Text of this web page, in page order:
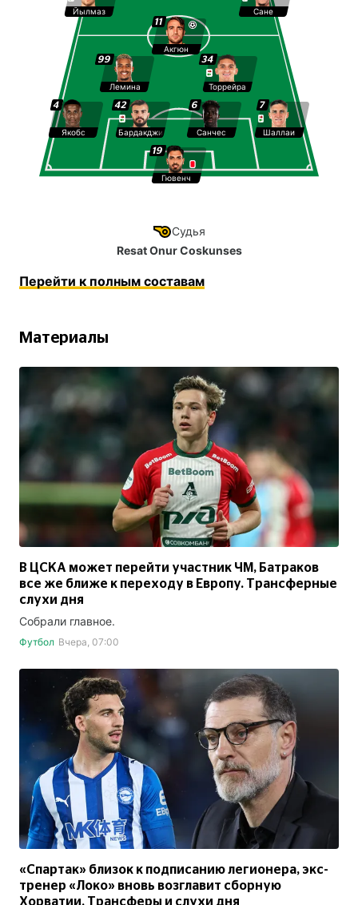
Сане
34
Торрейра
11
Акгюн
19
Гювенч
42
Бардакджи
6
Санчес
99
Лемина
4
Якобс
Йылмаз
7
Шаллаи
Судья
Resat Onur Coskunses
Перейти к полным составам
Материалы
В ЦСКА может перейти участник ЧМ, Батраков
все же ближе к переходу в Европу. Трансферные
слухи дня
Собрали главное.
Футбол Вчера, 07:00
«Спартак» близок к подписанию легионера, экс-
тренер «Локо» вновь возглавит сборную
Хорватии. Трансферы и слухи дня